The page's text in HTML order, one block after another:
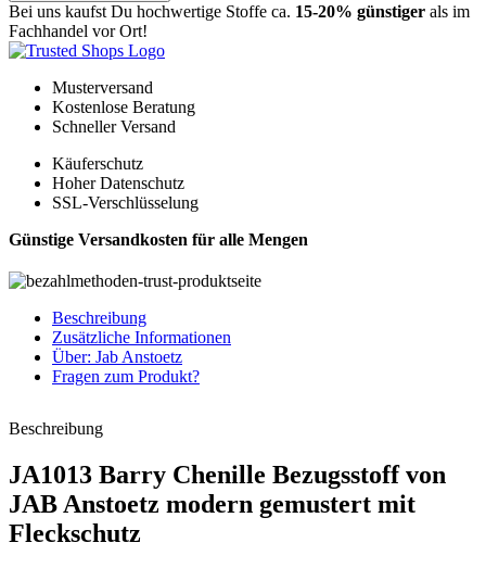
Bei uns kaufst Du hochwertige Stoffe ca. 15-20% günstiger als im
Fachhandel vor Ort!
Musterversand
Kostenlose Beratung
Schneller Versand
Käuferschutz
Hoher Datenschutz
SSL-Verschlüsselung
Günstige Versandkosten für alle Mengen
Beschreibung
Zusätzliche Informationen
Über: Jab Anstoetz
Fragen zum Produkt?
Beschreibung
JA1013 Barry Chenille Bezugsstoff von
JAB Anstoetz modern gemustert mit
Fleckschutz